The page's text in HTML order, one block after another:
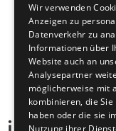
Wir verwenden
Anzeigen zu
Datenverkehr zu
Informationen über
Website auch an
Analysepartner
möglicherweise mit
kombinieren, die
haben oder die sie
Nutzung ihrer